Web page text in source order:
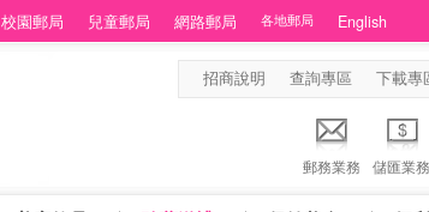
校園郵局 兒童郵局 網路郵局 各地郵局 English
招商說明 查詢專區 下載專
郵務業務 儲匯業務